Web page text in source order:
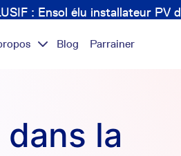
: Ensol élu installateur PV
Blog Parrainer
la